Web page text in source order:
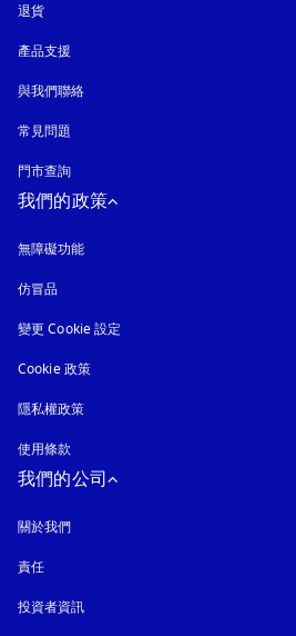
退貨
產品支援
與我們聯絡
常見問題
門市查詢
我們的政策
無障礙功能
仿冒品
變更 Cookie 設定
Cookie 政策以新標籤頁開啟
隱私權政策
使用條款
我們的公司
關於我們
責任
投資者資訊